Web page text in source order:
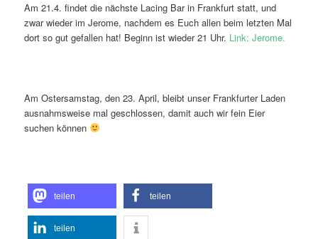
Am 21.4. findet die nächste Lacing Bar in Frankfurt statt, und
zwar wieder im Jerome, nachdem es Euch allen beim letzten Mal
dort so gut gefallen hat! Beginn ist wieder 21 Uhr. Link: Jerome.
Am Ostersamstag, den 23. April, bleibt unser Frankfurter Laden
ausnahmsweise mal geschlossen, damit auch wir fein Eier
suchen können
teilen teilen
teilen